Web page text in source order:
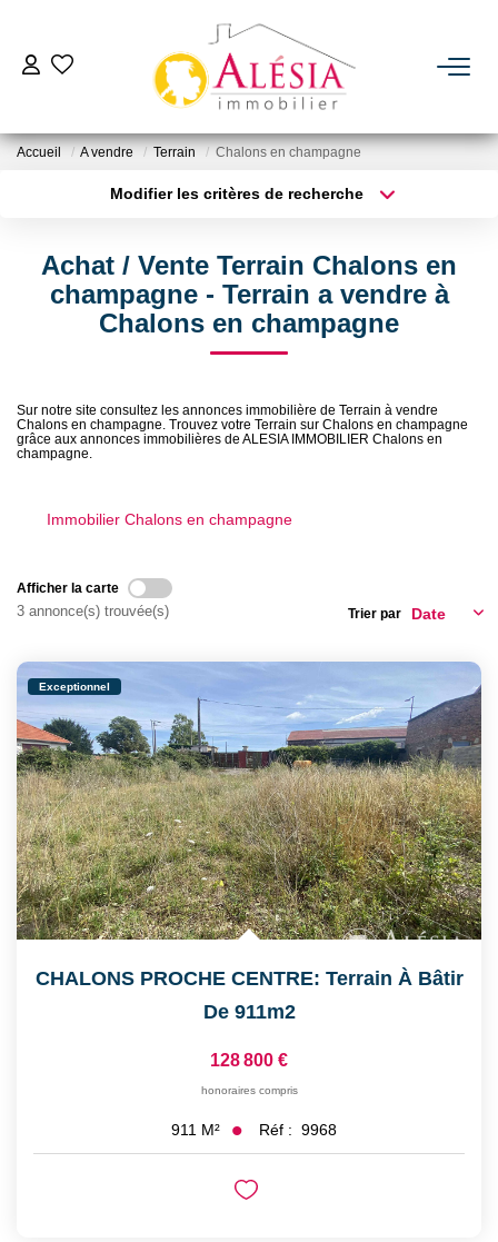
ACHETER
ESTIMER
Qui Sommes Nous
CONTACT
Accueil A vendre Terrain Chalons en champagne
Modifier les critères de recherche
Sélectionnez...
Type de bien
Surface min
Plus de critères
Achat / Vente Terrain Chalons en
champagne - Terrain a vendre à
Chalons en champagne
Sur notre site consultez les annonces immobilière de Terrain à vendre
Chalons en champagne. Trouvez votre Terrain sur Chalons en champagne
grâce aux annonces immobilières de ALESIA IMMOBILIER Chalons en
champagne.
Immobilier Chalons en champagne
Afficher la carte
3 annonce(s) trouvée(s) Trier par
Exceptionnel
CHALONS PROCHE CENTRE: Terrain À Bâtir
De 911m2
128 800 €
honoraires compris
911 M² Réf : 9968